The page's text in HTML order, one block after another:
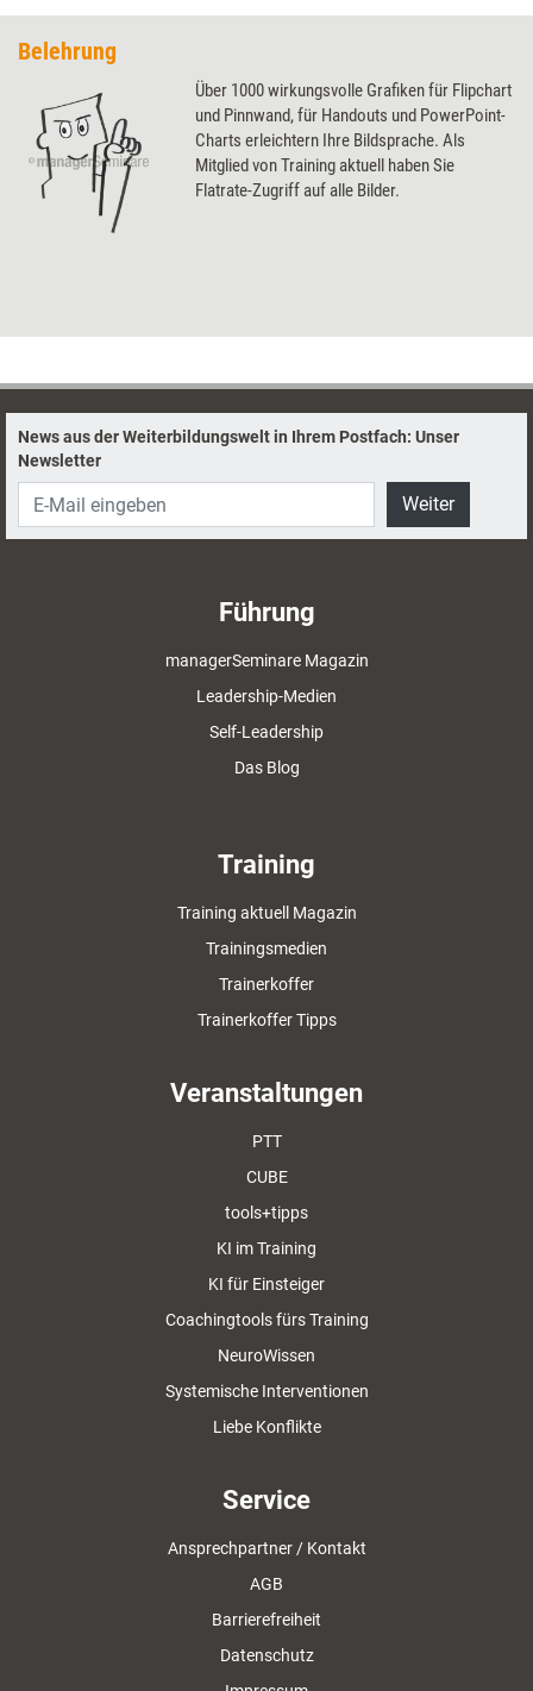
Belehrung
Über 1000 wirkungsvolle Grafiken für Flipchart
und Pinnwand, für Handouts und PowerPoint-
Charts erleichtern Ihre Bildsprache. Als
Mitglied von Training aktuell haben Sie
Flatrate-Zugriff auf alle Bilder.
News aus der Weiterbildungswelt in Ihrem Postfach: Unser
Newsletter
Weiter
Führung
managerSeminare Magazin
Leadership-Medien
Self-Leadership
Das Blog
Training
Training aktuell Magazin
Trainingsmedien
Trainerkoffer
Trainerkoffer Tipps
Veranstaltungen
PTT
CUBE
tools+tipps
KI im Training
KI für Einsteiger
Coachingtools fürs Training
NeuroWissen
Systemische Interventionen
Liebe Konflikte
Service
Ansprechpartner / Kontakt
AGB
Barrierefreiheit
Datenschutz